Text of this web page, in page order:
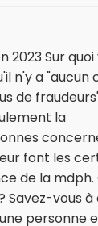
2023 Sur quoi
n'y a "aucun
de
la
font les
de la mdph.
Savez-vous à
personne